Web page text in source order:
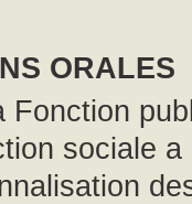
ORALES
Fonction
sociale a